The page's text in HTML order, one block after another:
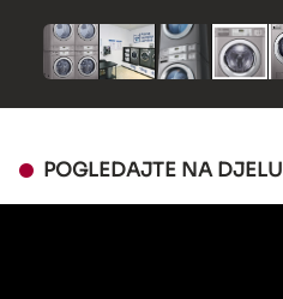
POGLEDAJTE NA DJELU